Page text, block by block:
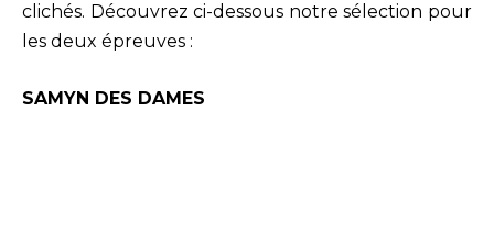
clichés. Découvrez ci-dessous notre sélection pour
les deux épreuves :
SAMYN DES DAMES